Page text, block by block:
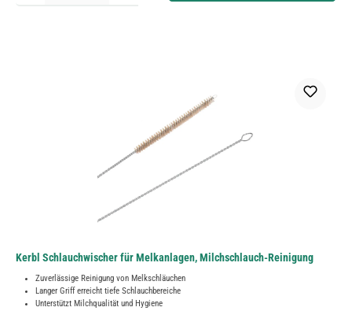
Kerbl Schlauchwischer für Melkanlagen, Milchschlauch-Reinigung
Zuverlässige Reinigung von Melkschläuchen
Langer Griff erreicht tiefe Schlauchbereiche
Unterstützt Milchqualität und Hygiene